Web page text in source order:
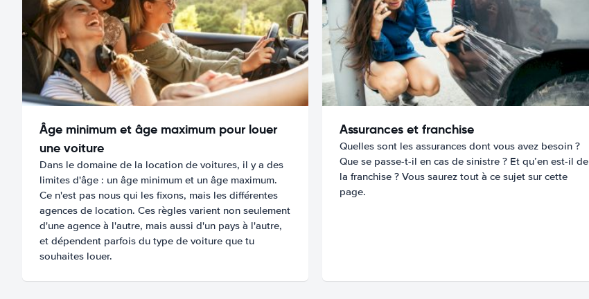
Âge minimum et âge maximum pour louer
une voiture
Dans le domaine de la location de voitures, il y a des
limites d'âge : un âge minimum et un âge maximum.
Ce n'est pas nous qui les fixons, mais les différentes
agences de location. Ces règles varient non seulement
d'une agence à l'autre, mais aussi d'un pays à l'autre,
et dépendent parfois du type de voiture que tu
souhaites louer.
Assurances et franchise
Quelles sont les assurances dont vous avez besoin ?
Que se passe-t-il en cas de sinistre ? Et qu’en est-il de
la franchise ? Vous saurez tout à ce sujet sur cette
page.